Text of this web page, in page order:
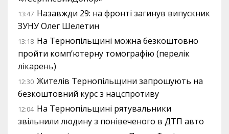
13:47 Назавжди 29: на фронті загинув випускник
ЗУНУ Олег Шелетин
13:18 На Тернопільщині можна безкоштовно
пройти комп’ютерну томографію (перелік
лікарень)
12:30 Жителів Тернопільщини запрошують на
безкоштовний курс з нацспротиву
12:04 На Тернопільщині рятувальники
звільнили людину з понівеченого в ДТП авто